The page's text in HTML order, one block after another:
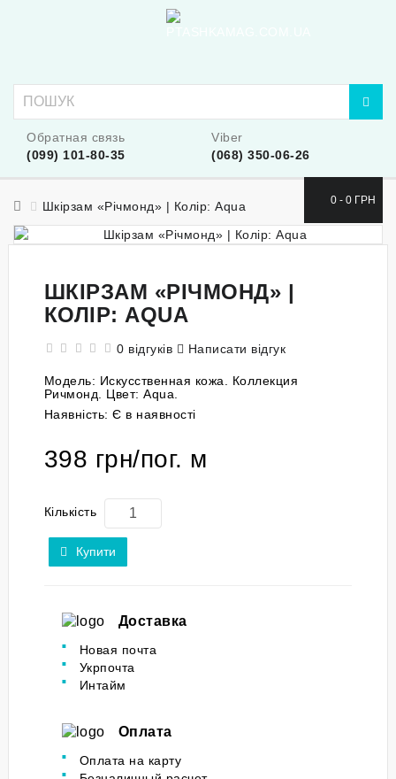
Обратная связь
(099) 101-80-35
Viber
(068) 350-06-26
0 - 0 ГРН
Шкірзам «Річмонд» | Колір: Aqua
ШКІРЗАМ «РІЧМОНД» |
КОЛІР: AQUA
0 відгуків Написати відгук
Модель: Искусственная кожа. Коллекция
Ричмонд. Цвет: Aqua.
Наявність: Є в наявності
398 грн/пог. м
Кількість
Купити
Доставка
Новая почта
Укрпочта
Интайм
Оплата
Оплата на карту